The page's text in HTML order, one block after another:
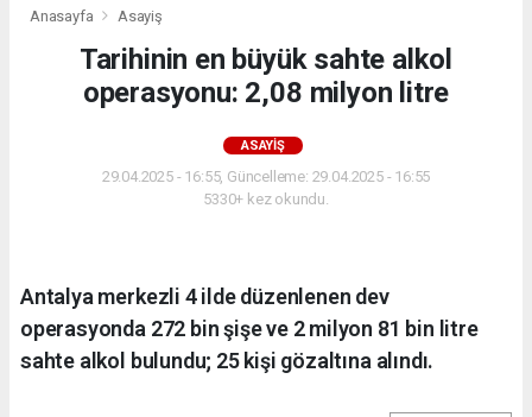
Anasayfa Asayiş
Tarihinin en büyük sahte alkol
operasyonu: 2,08 milyon litre
ASAYIŞ
29.04.2025 - 16:55, Güncelleme: 29.04.2025 - 16:55
5330+ kez okundu.
Antalya merkezli 4 ilde düzenlenen dev
operasyonda 272 bin şişe ve 2 milyon 81 bin litre
sahte alkol bulundu; 25 kişi gözaltına alındı.